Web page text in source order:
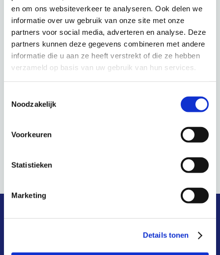
en om ons websiteverkeer te analyseren. Ook delen we
informatie over uw gebruik van onze site met onze
partners voor social media, adverteren en analyse. Deze
partners kunnen deze gegevens combineren met andere
informatie die u aan ze heeft verstrekt of die ze hebben
verzameld op basis van uw gebruik van hun services.
Noodzakelijk
Voorkeuren
Statistieken
Marketing
Details tonen
GEGEVENS
Datum:
26-09-2024
Tijd:
Evenement Categorie:
Algemeen
LOCATIE
Informatiebijeenkomst Schuldinfo Jaarcongres 2024